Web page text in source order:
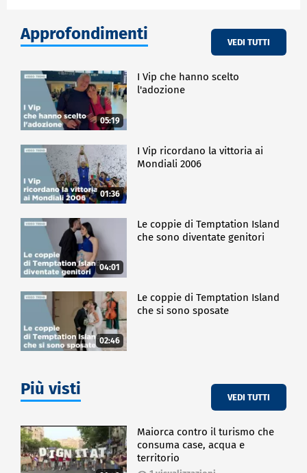
Approfondimenti VEDI TUTTI
05:19
I Vip che hanno scelto
l'adozione
01:36
I Vip ricordano la vittoria ai
Mondiali 2006
04:01
Le coppie di Temptation Island
che sono diventate genitori
02:46
Le coppie di Temptation Island
che si sono sposate
Più visti VEDI TUTTI
Maiorca contro il turismo che
consuma case, acqua e
territorio